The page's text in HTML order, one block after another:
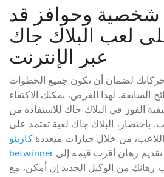
وحوافز قد
لعب البلاك جاك
عبر الإنترنت
لضمان أن تكون جميع الخطوات
السابقة. لهذا الغرض، يمكنك الاكتفاء
الفوز في البلاك جاك للاستفادة من
باختصار، البلاك جاك لعبة تعتمد على
من خلال خيارات متعددةكازينو
تقديم رهان أقرب قيمة إلى
رهانك من الوكيل الجديد إن أمكن، مع